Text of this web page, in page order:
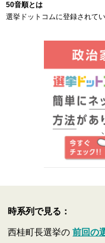
50音順とは
選挙ドットコムに登録されて
時系列で見る：
西桂町長選挙の前回の